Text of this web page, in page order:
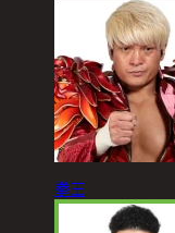
拳王